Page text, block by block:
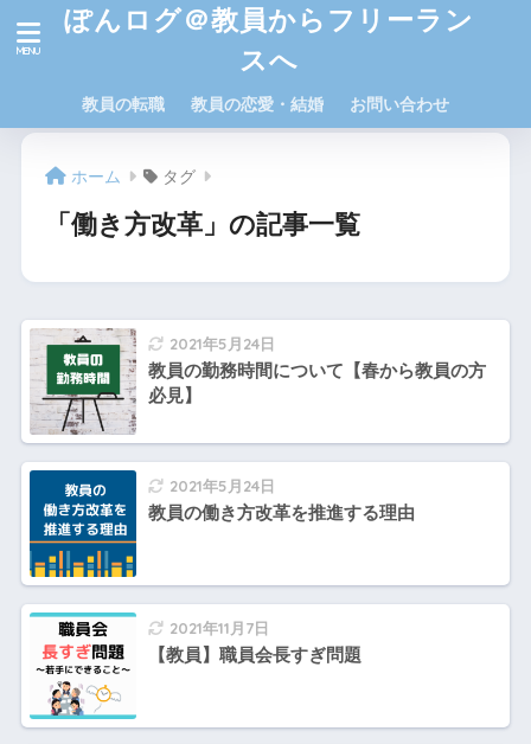
ぽんログ＠教員からフリーラン
スへ
教員の転職 教員の恋愛・結婚 お問い合わせ
ホーム タグ
「働き方改革」の記事一覧
2021年5月24日
教員の勤務時間について【春から教員の方
必見】
2021年5月24日
教員の働き方改革を推進する理由
2021年11月7日
【教員】職員会長すぎ問題